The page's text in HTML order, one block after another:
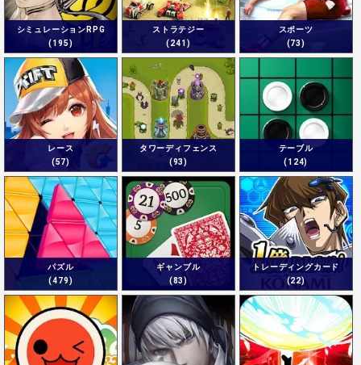
シミュレーションRPG
(195)
ストラテジー
(241)
スポーツ
(73)
レース
(57)
タワーディフェンス
(93)
テーブル
(124)
パズル
(479)
ギャンブル
(83)
トレーディングカード
(22)